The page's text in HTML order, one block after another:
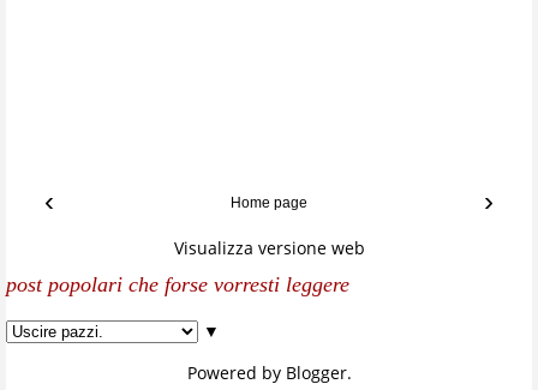
‹ ›
Home page
Visualizza versione web
post popolari che forse vorresti leggere
▼
Powered by Blogger.